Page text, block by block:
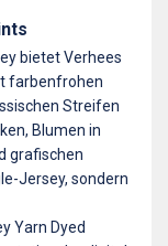
bietet Verhees
farbenfrohen
Streifen
Blumen in
grafischen
Jersey, sondern
Yarn Dyed